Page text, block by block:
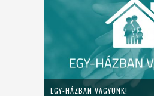
EGY-HÁZBAN VAGYUNK!